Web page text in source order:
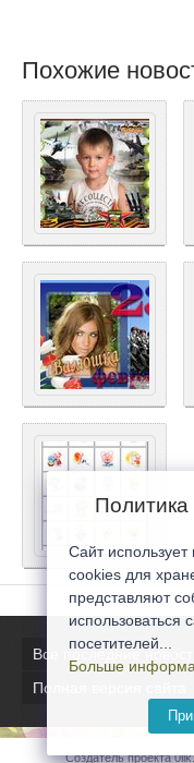
Похожие
Все последние новости
Полная версия сайта
Создатель проекта
Сайт
cookies для
представляют
использоваться
посетителей...
Больше